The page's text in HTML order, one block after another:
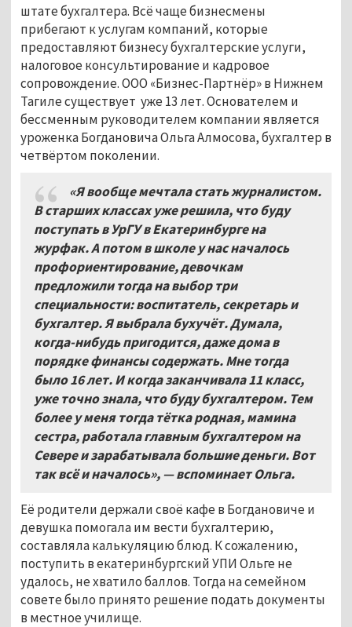
штате бухгалтера. Всё чаще бизнесмены
прибегают к услугам компаний, которые
предоставляют бизнесу бухгалтерские услуги,
налоговое консультирование и кадровое
сопровождение. ООО «Бизнес-Партнёр» в Нижнем
Тагиле существует уже 13 лет. Основателем и
бессменным руководителем компании является
уроженка Богдановича Ольга Алмосова, бухгалтер в
четвёртом поколении.
«Я вообще мечтала стать журналистом.
В старших классах уже решила, что буду
поступать в УрГУ в Екатеринбурге на
журфак. А потом в школе у нас началось
профориентирование, девочкам
предложили тогда на выбор три
специальности: воспитатель, секретарь и
бухгалтер. Я выбрала бухучёт. Думала,
когда-нибудь пригодится, даже дома в
порядке финансы содержать. Мне тогда
было 16 лет. И когда заканчивала 11 класс,
уже точно знала, что буду бухгалтером. Тем
более у меня тогда тётка родная, мамина
сестра, работала главным бухгалтером на
Севере и зарабатывала большие деньги. Вот
так всё и началось», — вспоминает Ольга.
Её родители держали своё кафе в Богдановиче и
девушка помогала им вести бухгалтерию,
составляла калькуляцию блюд. К сожалению,
поступить в екатеринбургский УПИ Ольге не
удалось, не хватило баллов. Тогда на семейном
совете было принято решение подать документы
в местное училище.